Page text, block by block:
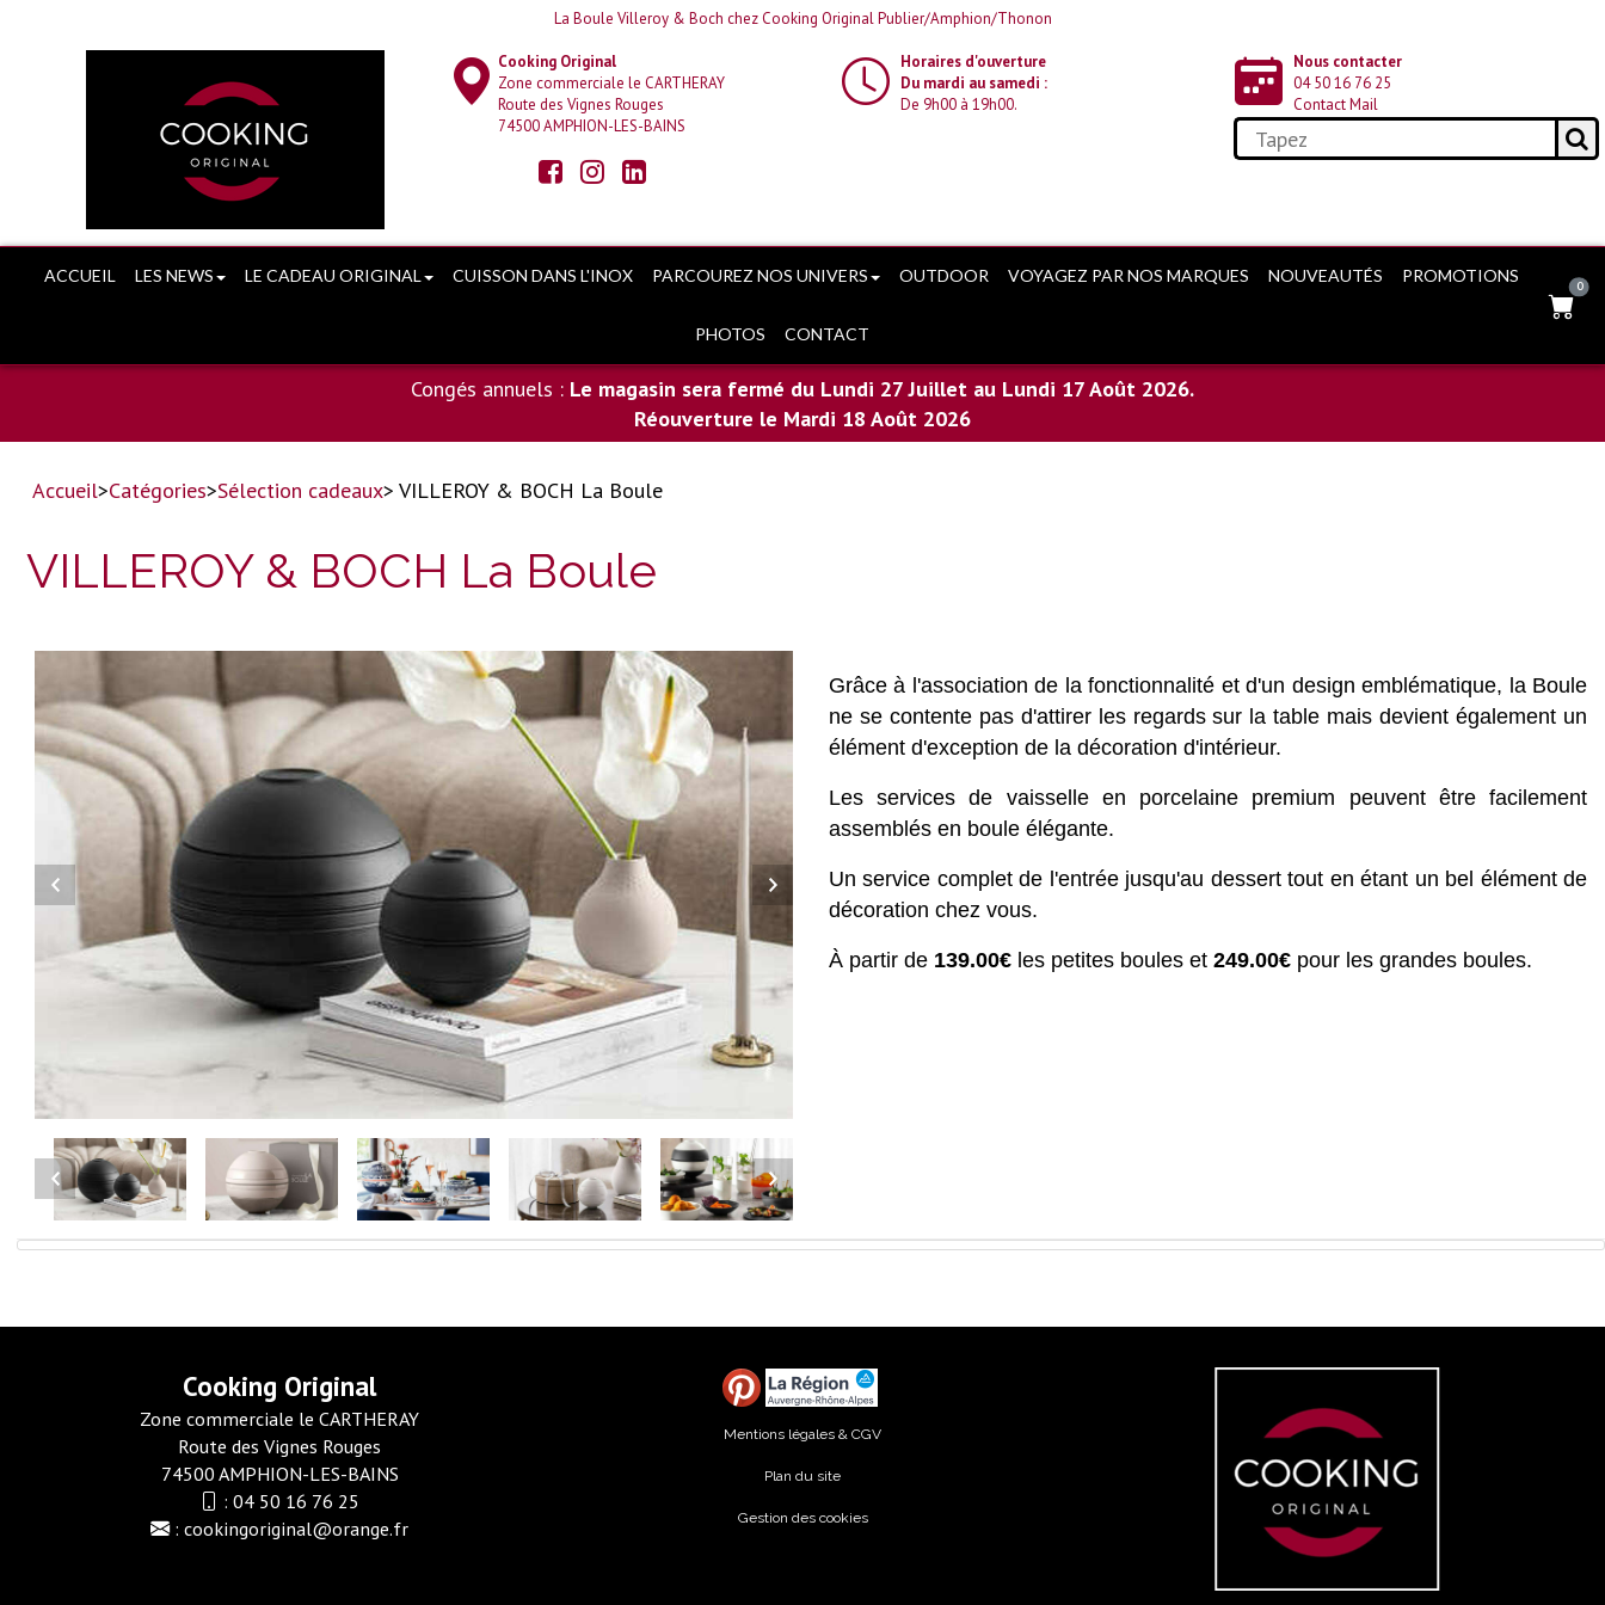
La Boule Villeroy & Boch chez Cooking Original Publier/Amphion/Thonon
Cooking Original
Zone commerciale le CARTHERAY
Route des Vignes Rouges
74500 AMPHION-LES-BAINS
Horaires d'ouverture
Du mardi au samedi :
De 9h00 à 19h00.
Nous contacter
04 50 16 76 25
Contact Mail
ACCUEIL LES NEWS LE CADEAU ORIGINAL CUISSON DANS L'INOX PARCOUREZ NOS UNIVERS OUTDOOR VOYAGEZ PAR NOS MARQUES NOUVEAUTÉS PROMOTIONS
PHOTOS CONTACT
0
Congés annuels : Le magasin sera fermé du Lundi 27 Juillet au Lundi 17 Août 2026.
Réouverture le Mardi 18 Août 2026
Accueil>Catégories>Sélection cadeaux> VILLEROY & BOCH La Boule
VILLEROY & BOCH La Boule
Grâce à l'association de la fonctionnalité et d'un design emblématique, la Boule
ne se contente pas d'attirer les regards sur la table mais devient également un
élément d'exception de la décoration d'intérieur.
Les services de vaisselle en porcelaine premium peuvent être facilement
assemblés en boule élégante.
Un service complet de l'entrée jusqu'au dessert tout en étant un bel élément de
décoration chez vous.
À partir de 139.00€ les petites boules et 249.00€ pour les grandes boules.
Cooking Original
Zone commerciale le CARTHERAY
Route des Vignes Rouges
74500 AMPHION-LES-BAINS
: 04 50 16 76 25
: cookingoriginal@orange.fr
Mentions légales & CGV
Plan du site
Gestion des cookies